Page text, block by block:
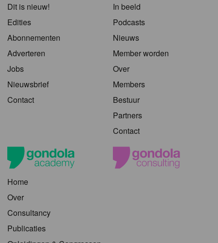
Dit is nieuw!
Edities
Abonnementen
Adverteren
Jobs
Nieuwsbrief
Contact
In beeld
Podcasts
Nieuws
Member worden
Over
Members
Bestuur
Partners
Contact
Home
Over
Consultancy
Publicaties